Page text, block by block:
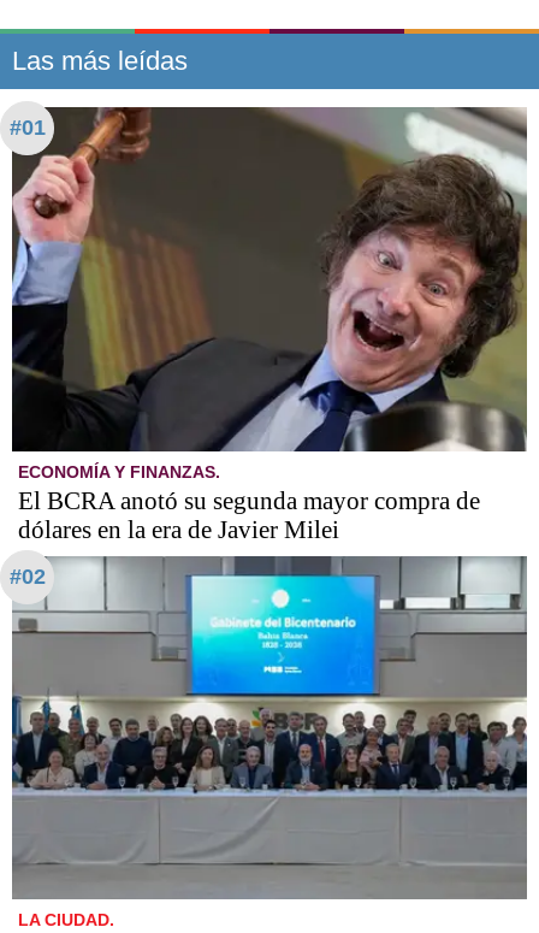
Las más leídas
#01
ECONOMÍA Y FINANZAS.
El BCRA anotó su segunda mayor compra de
dólares en la era de Javier Milei
#02
LA CIUDAD.